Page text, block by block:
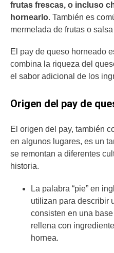
frutas frescas, o incluso
hornearlo. También es
mermelada de frutas o
El pay de queso horneado
combina la riqueza del
el sabor adicional de los
Origen del pay de
El origen del pay, también
en algunos lugares, es un
se remontan a diferentes
historia.
La palabra “pie” en
utilizan para describir
consisten en una
rellena con
hornea.